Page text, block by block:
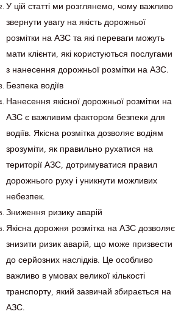
У цій статті ми розглянемо, чому важливо
звернути увагу на якість дорожньої
розмітки на АЗС та які переваги можуть
мати клієнти, які користуються послугами
з нанесення дорожньої розмітки на АЗС.
Безпека водіїв
Нанесення якісної дорожньої розмітки на
АЗС є важливим фактором безпеки для
водіїв. Якісна розмітка дозволяє водіям
зрозуміти, як правильно рухатися на
території АЗС, дотримуватися правил
дорожнього руху і уникнути можливих
небезпек.
Зниження ризику аварій
Якісна дорожня розмітка на АЗС дозволяє
знизити ризик аварій, що може призвести
до серйозних наслідків. Це особливо
важливо в умовах великої кількості
транспорту, який зазвичай збирається на
АЗС.